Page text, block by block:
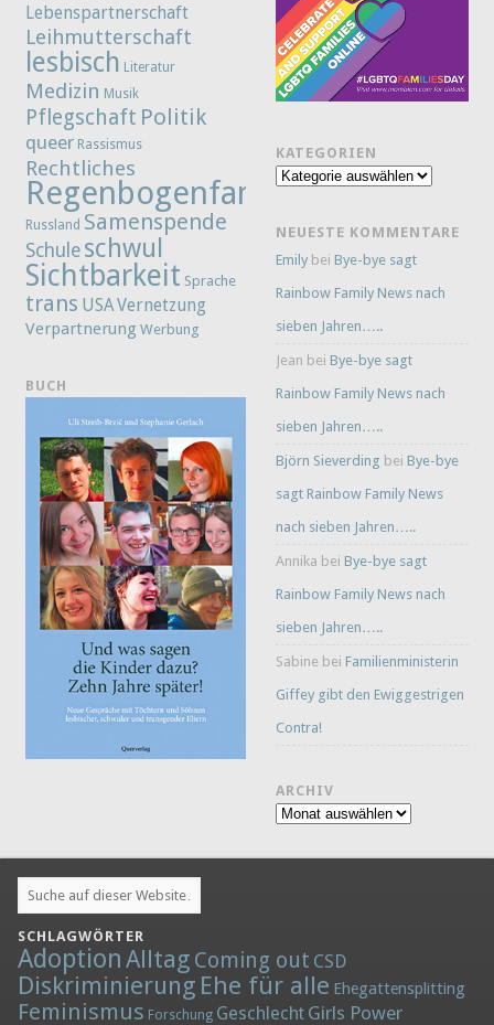
Lebenspartnerschaft
Leihmutterschaft
lesbisch Literatur
Medizin Musik
Pflegschaft Politik
queer Rassismus
Rechtliches
Regenbogenfamilie
Russland Samenspende
Schule schwul
Sichtbarkeit Sprache
trans USAVernetzung
Verpartnerung Werbung
BUCH
KATEGORIEN
Kategorien
NEUESTE KOMMENTARE
Emily bei Bye-bye sagt
Rainbow Family News nach
sieben Jahren…..
Jean bei Bye-bye sagt
Rainbow Family News nach
sieben Jahren…..
Björn Sieverding bei Bye-bye
sagt Rainbow Family News
nach sieben Jahren…..
Annika bei Bye-bye sagt
Rainbow Family News nach
sieben Jahren…..
Sabine bei Familienministerin
Giffey gibt den Ewiggestrigen
Contra!
ARCHIV
Archiv
SCHLAGWÖRTER
AdoptionAlltag Coming out CSD
Diskriminierung Ehe für alle Ehegattensplitting
Feminismus Forschung Geschlecht Girls Power